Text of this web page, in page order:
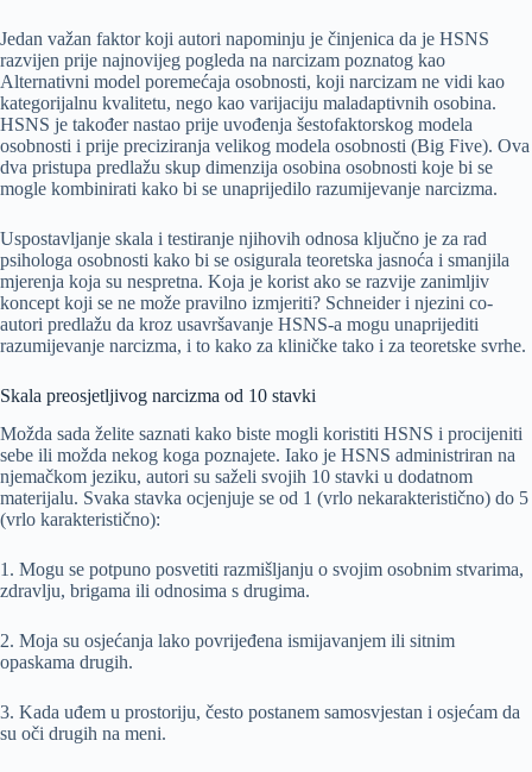
Jedan važan faktor koji autori napominju je činjenica da je HSNS
razvijen prije najnovijeg pogleda na narcizam poznatog kao
Alternativni model poremećaja osobnosti, koji narcizam ne vidi kao
kategorijalnu kvalitetu, nego kao varijaciju maladaptivnih osobina.
HSNS je također nastao prije uvođenja šestofaktorskog modela
osobnosti i prije preciziranja velikog modela osobnosti (Big Five). Ova
dva pristupa predlažu skup dimenzija osobina osobnosti koje bi se
mogle kombinirati kako bi se unaprijedilo razumijevanje narcizma.
Uspostavljanje skala i testiranje njihovih odnosa ključno je za rad
psihologa osobnosti kako bi se osigurala teoretska jasnoća i smanjila
mjerenja koja su nespretna. Koja je korist ako se razvije zanimljiv
koncept koji se ne može pravilno izmjeriti? Schneider i njezini co-
autori predlažu da kroz usavršavanje HSNS-a mogu unaprijediti
razumijevanje narcizma, i to kako za kliničke tako i za teoretske svrhe.
Skala preosjetljivog narcizma od 10 stavki
Možda sada želite saznati kako biste mogli koristiti HSNS i procijeniti
sebe ili možda nekog koga poznajete. Iako je HSNS administriran na
njemačkom jeziku, autori su saželi svojih 10 stavki u dodatnom
materijalu. Svaka stavka ocjenjuje se od 1 (vrlo nekarakteristično) do 5
(vrlo karakteristično):
1. Mogu se potpuno posvetiti razmišljanju o svojim osobnim stvarima,
zdravlju, brigama ili odnosima s drugima.
2. Moja su osjećanja lako povrijeđena ismijavanjem ili sitnim
opaskama drugih.
3. Kada uđem u prostoriju, često postanem samosvjestan i osjećam da
su oči drugih na meni.